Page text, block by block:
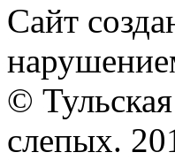
Сайт
©
слепых.